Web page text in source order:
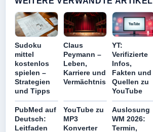
Sudoku
mittel
kostenlos
spielen –
Strategien
und Tipps
Claus
Peymann –
Leben,
Karriere und
Vermächtnis
YT:
Verifizierte
Infos,
Fakten und
Quellen zu
YouTube
PubMed auf
Deutsch:
Leitfaden
YouTube zu
MP3
Konverter
Auslosung
WM 2026:
Termin,